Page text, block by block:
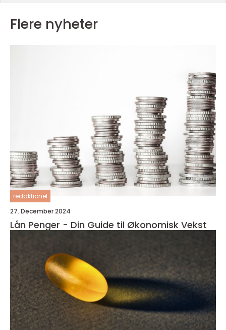
Flere nyheter
redaktionel
27. December 2024
Lån Penger - Din Guide til Økonomisk Vekst